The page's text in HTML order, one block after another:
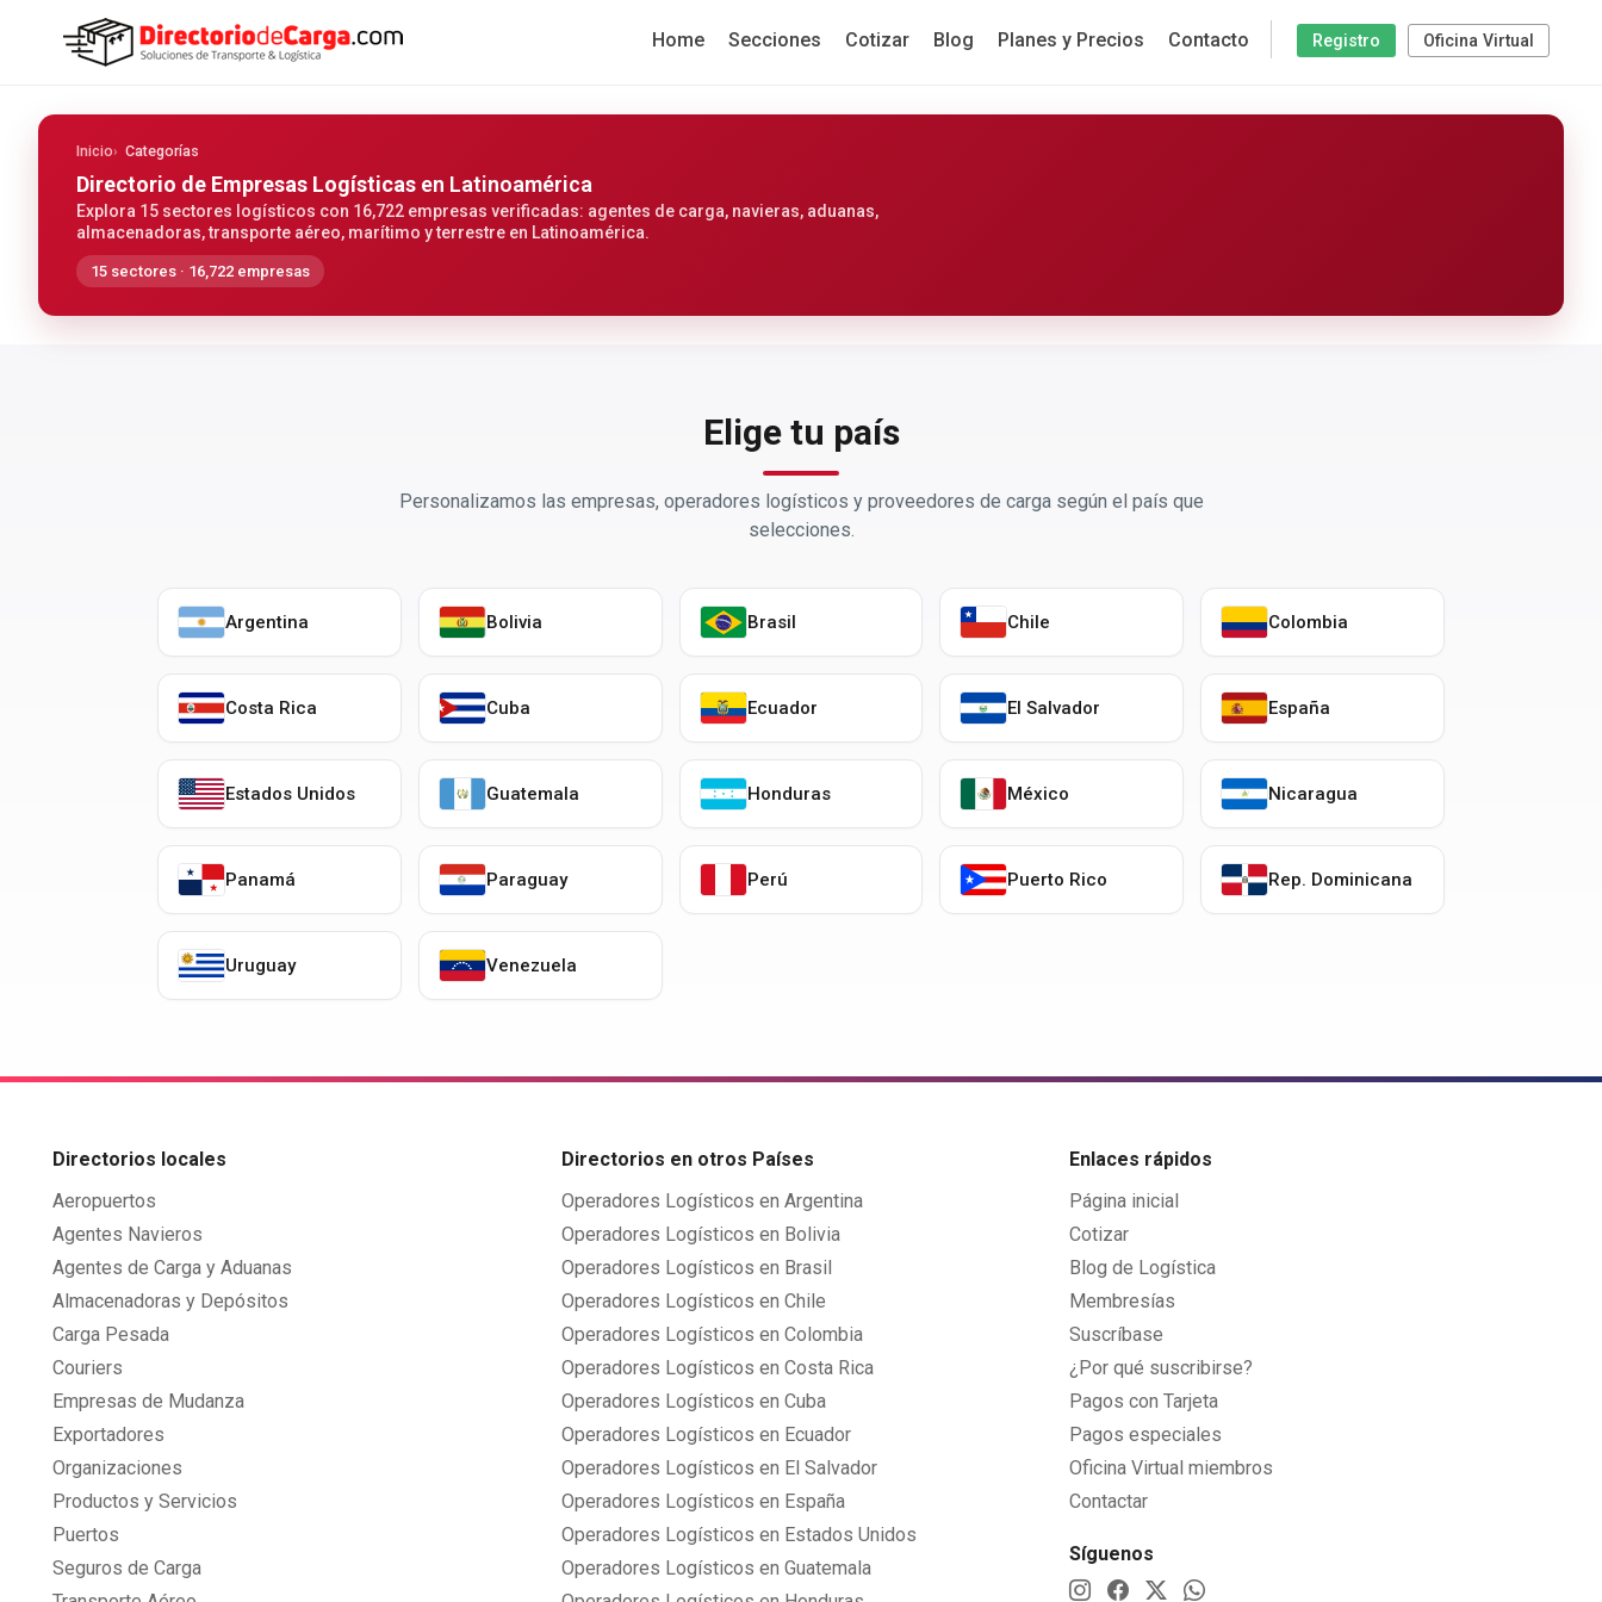
Registro Oficina Virtual
Home Secciones Cotizar Blog Planes y Precios Contacto
Inicio Categorías
Directorio de Empresas Logísticas en Latinoamérica
Explora 15 sectores logísticos con 16,722 empresas verificadas: agentes de carga, navieras, aduanas,
almacenadoras, transporte aéreo, marítimo y terrestre en Latinoamérica.
15 sectores · 16,722 empresas
Elige tu país
Personalizamos las empresas, operadores logísticos y proveedores de carga según el país que
selecciones.
Argentina Bolivia Brasil Chile Colombia
Costa Rica Cuba Ecuador El Salvador España
Estados Unidos Guatemala Honduras México Nicaragua
Panamá Paraguay Perú Puerto Rico Rep. Dominicana
Uruguay Venezuela
Directorios locales
Aeropuertos
Agentes Navieros
Agentes de Carga y Aduanas
Almacenadoras y Depósitos
Carga Pesada
Couriers
Empresas de Mudanza
Exportadores
Organizaciones
Productos y Servicios
Puertos
Seguros de Carga
Directorios en otros Países
Operadores Logísticos en Argentina
Operadores Logísticos en Bolivia
Operadores Logísticos en Brasil
Operadores Logísticos en Chile
Operadores Logísticos en Colombia
Operadores Logísticos en Costa Rica
Operadores Logísticos en Cuba
Operadores Logísticos en Ecuador
Operadores Logísticos en El Salvador
Operadores Logísticos en España
Operadores Logísticos en Estados Unidos
Operadores Logísticos en Guatemala
Enlaces rápidos
Página inicial
Cotizar
Blog de Logística
Membresías
Suscríbase
¿Por qué suscribirse?
Pagos con Tarjeta
Pagos especiales
Oficina Virtual miembros
Contactar
Síguenos